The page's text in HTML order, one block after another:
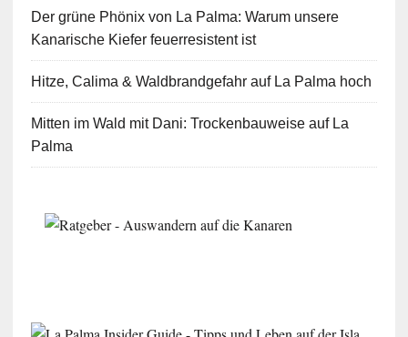
Der grüne Phönix von La Palma: Warum unsere
Kanarische Kiefer feuerresistent ist
Hitze, Calima & Waldbrandgefahr auf La Palma hoch
Mitten im Wald mit Dani: Trockenbauweise auf La
Palma